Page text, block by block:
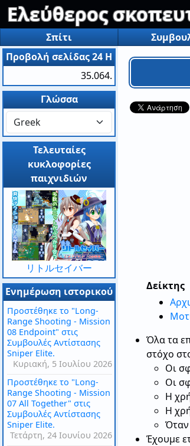
Ελεύθερος
Σπίτι
Δείκτης
Όλα τα
στόχο
Οι
Οι
Η
Η
Όταν
Έχουμε
Προβολή σελίδας 24 H
35.064.
Γλώσσα
Τελευταίες
κυκλοφορίες
παιχνιδιών
リトルセイバー
Ενημέρωση ιστορικού
Προστέθηκε το "Long-
Range Shooting - Mission
08 Endpoint" στις
Συμβουλές Αντίστασης
Sniper Elite.
Κυριακή, 5 Ιουλίου 2026
Προστέθηκε το "Long-
Range Shooting - Mission
07 All Together" στις
Συμβουλές Αντίστασης
Sniper Elite.
Τετάρτη, 24 Ιουνίου 2026